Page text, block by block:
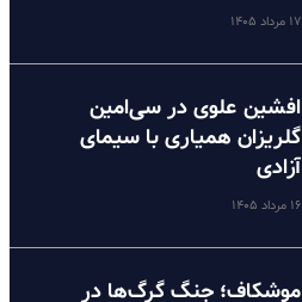
۱۷ مرداد ۱۴۰۵
افشین علوی در سی‌امین
گلریزان همیاری با سیمای
آزادی
۱۶ مرداد ۱۴۰۵
موشکاف؛ جنگ گرگ‌ها در